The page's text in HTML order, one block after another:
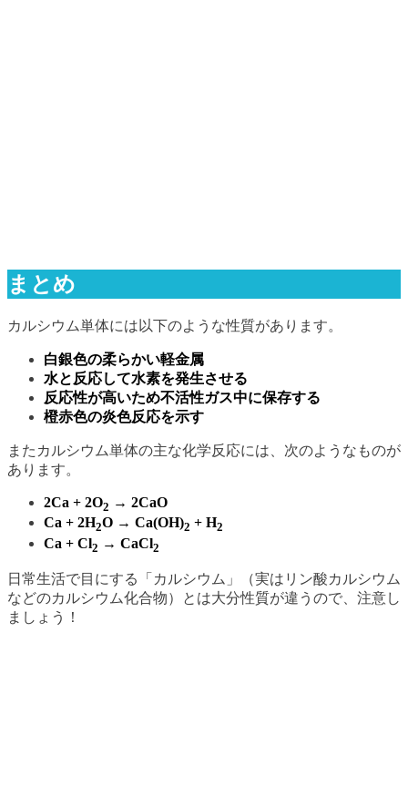
まとめ
カルシウム単体には以下のような性質があります。
白銀色の柔らかい軽金属
水と反応して水素を発生させる
反応性が高いため不活性ガス中に保存する
橙赤色の炎色反応を示す
またカルシウム単体の主な化学反応には、次のようなものが
あります。
2Ca + 2O2 → 2CaO
Ca + 2H2O → Ca(OH)2 + H2
Ca + Cl2 → CaCl2
日常生活で目にする「カルシウム」（実はリン酸カルシウム
などのカルシウム化合物）とは大分性質が違うので、注意し
ましょう！